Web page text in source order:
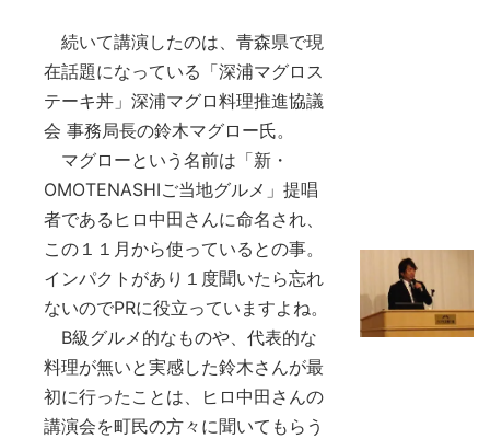
続いて講演したのは、青森県で現
在話題になっている「深浦マグロス
テーキ丼」深浦マグロ料理推進協議
会 事務局長の鈴木マグロー氏。
マグローという名前は「新・
OMOTENASHIご当地グルメ」提唱
者であるヒロ中田さんに命名され、
この１１月から使っているとの事。
インパクトがあり１度聞いたら忘れ
ないのでPRに役立っていますよね。
B級グルメ的なものや、代表的な
料理が無いと実感した鈴木さんが最
初に行ったことは、ヒロ中田さんの
講演会を町民の方々に聞いてもらう